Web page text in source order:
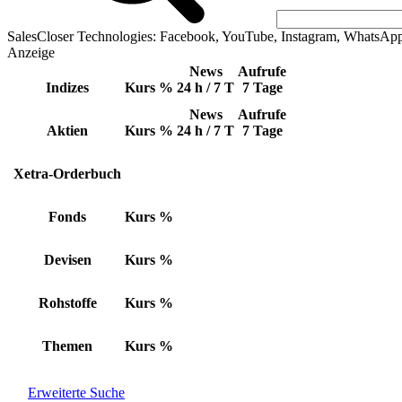
SalesCloser Technologies: Facebook, YouTube, Instagram,
Anzeige
Indizes Kurs %
News
24 h / 7 T
Aufrufe
7 Tage
Aktien Kurs %
News
24 h / 7 T
Aufrufe
7 Tage
Xetra-Orderbuch
Fonds Kurs %
Devisen Kurs %
Rohstoffe Kurs %
Themen Kurs %
Erweiterte Suche